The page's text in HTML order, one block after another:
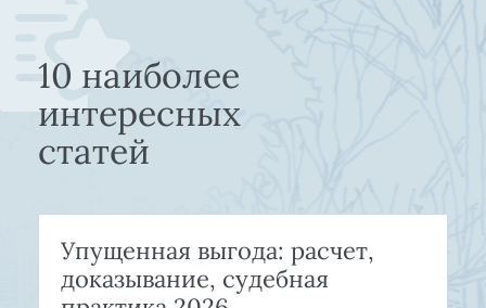
10 наиболее
интересных
статей
Упущенная выгода: расчет,
доказывание, судебная